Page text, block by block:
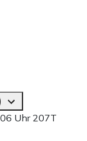
Uhr 207T